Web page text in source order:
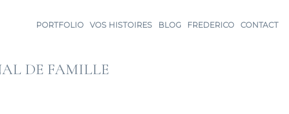
PORTFOLIO VOS HISTOIRES BLOG FREDERICO CONTACT
DE FAMILLE